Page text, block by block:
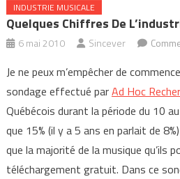
INDUSTRIE MUSICALE
Quelques Chiffres De
6 mai 2010 Sincever
Je ne peux m’empêcher de
sondage effectué parAd Hoc
Québécois durant la période du 10
que 15% (il y a 5 ans en parlait de
que la majorité de la musique qu’ils
téléchargement gratuit. Dans ce